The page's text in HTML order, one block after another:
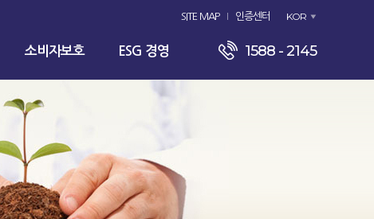
SITE MAP 인증센터 KOR
소비자보호 ESG 경영 1588 - 2145